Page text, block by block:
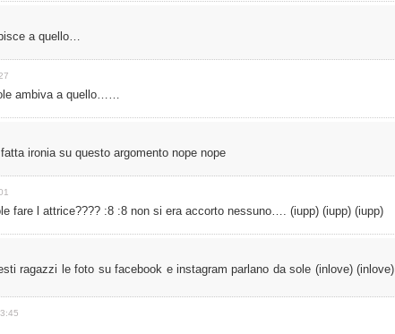
a quello…
ambiva a quello……
ironia su questo argomento nope nope
fare l attrice???? :8 :8 non si era accorto nessuno…. (iupp) (iupp) (iupp)
ragazzi le foto su facebook e instagram parlano da sole (inlove) (inlove)